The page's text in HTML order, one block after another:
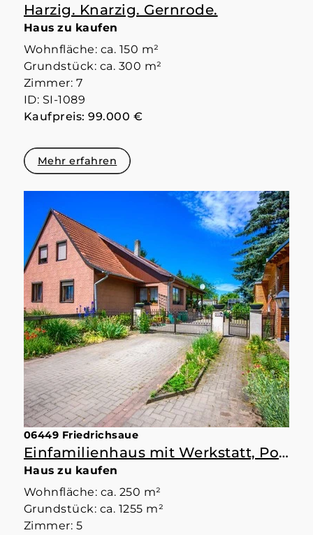
Harzig. Knarzig. Gernrode.
Haus zu kaufen
Wohnfläche: ca. 150 m²
Grundstück: ca. 300 m²
Zimmer: 7
ID: SI-1089
Kaufpreis: 99.000 €
Mehr erfahren
06449 Friedrichsaue
Einfamilienhaus mit Werkstatt, Pool und ordentlich Rückgrat
Haus zu kaufen
Wohnfläche: ca. 250 m²
Grundstück: ca. 1255 m²
Zimmer: 5